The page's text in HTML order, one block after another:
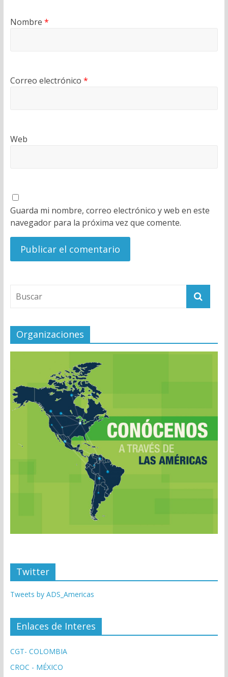
Nombre *
Correo electrónico *
Web
Guarda mi nombre, correo electrónico y web en este
navegador para la próxima vez que comente.
Organizaciones
Twitter
Tweets by ADS_Americas
Enlaces de Interes
CGT- COLOMBIA
CROC - MÉXICO